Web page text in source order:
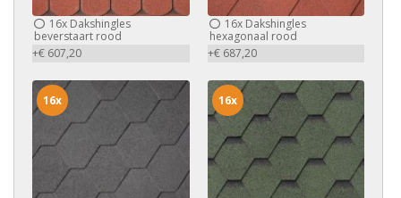
16x Dakshingles
beverstaart rood
+€ 607,20
16xDakshingles
hexagonaal rood
+€ 687,20
16x 16x